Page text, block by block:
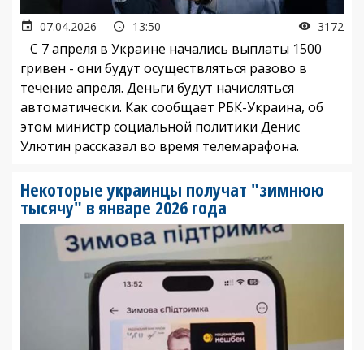
07.04.2026 13:50 3172
С 7 апреля в Украине начались выплаты 1500
гривен - они будут осуществляться разово в
течение апреля. Деньги будут начисляться
автоматически. Как сообщает РБК-Украина, об
этом министр социальной политики Денис
Улютин рассказал во время телемарафона.
Некоторые украинцы получат "зимнюю
тысячу" в январе 2026 года